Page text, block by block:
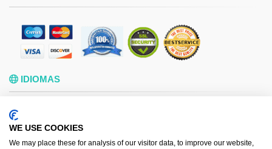
IDIOMAS
ESPAÑOL
ROMÂNA
FRANÇAIS
WE USE COOKIES
We may place these for analysis of our visitor data, to improve our website,